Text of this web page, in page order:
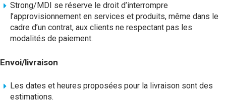
Strong/MDI se réserve le droit d’interrompre
l’approvisionnement en services et produits, même dans le
cadre d’un contrat, aux clients ne respectant pas les
modalités de paiement.
Envoi/livraison
Les dates et heures proposées pour la livraison sont des
estimations.